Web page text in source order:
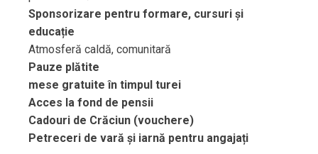
Sponsorizare pentru formare, cursuri și
educație
Atmosferă caldă, comunitară
Pauze plătite
mese gratuite în timpul turei
Acces la fond de pensii
Cadouri de Crăciun (vouchere)
Petreceri de vară și iarnă pentru angajați